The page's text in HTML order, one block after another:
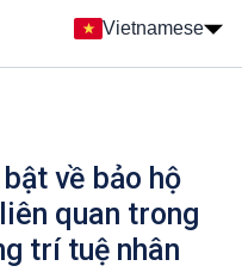
Vietnamese
về bảo hộ
quan trong
trí tuệ nhân